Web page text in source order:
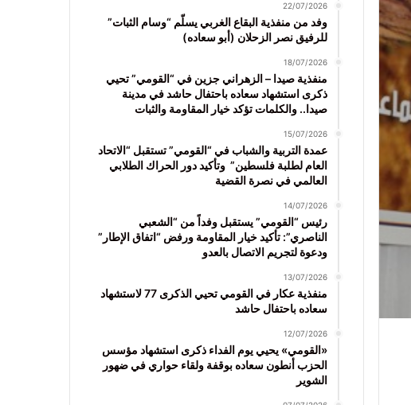
22/07/2026
وفد من منفذية البقاع الغربي يسلّم “وسام الثبات”
للرفيق نصر الزحلان (أبو سعاده)
18/07/2026
منفذية صيدا – الزهراني جزين في “القومي” تحيي
ذكرى استشهاد سعاده باحتفال حاشد في مدينة
صيدا.. والكلمات تؤكد خيار المقاومة والثبات
15/07/2026
عمدة التربية والشباب في “القومي” تستقبل “الاتحاد
العام لطلبة فلسطين” وتأكيد دور الحراك الطلابي
العالمي في نصرة القضية
14/07/2026
رئيس “القومي” يستقبل وفداً من “الشعبي
الناصري”: تأكيد خيار المقاومة ورفض “اتفاق الإطار”
ودعوة لتجريم الاتصال بالعدو
13/07/2026
منفذية عكار في القومي تحيي الذكرى 77 لاستشهاد
سعاده باحتفال حاشد
12/07/2026
«القومي» يحيي يوم الفداء ذكرى استشهاد مؤسس
الحزب أنطون سعاده بوقفة ولقاء حواري في ضهور
الشوير